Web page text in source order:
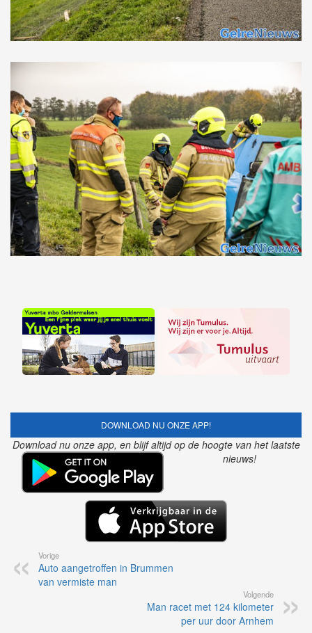
DOWNLOAD NU ONZE APP!
Download nu onze app, en blijf altijd op de hoogte van het laatste
nieuws!
Vorige
Auto aangetroffen in Brummen
van vermiste man
Volgende
Man racet met 124 kilometer
per uur door Arnhem